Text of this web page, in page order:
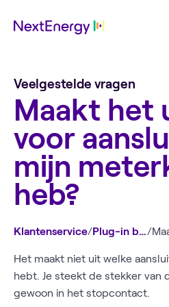
Veelgestelde vragen
Maakt het
voor
mijn
heb?
Klantenservice/ Plug-in batterij/
Het maakt niet uit welke
hebt. Je steekt de stekker van
gewoon in het stopcontact.